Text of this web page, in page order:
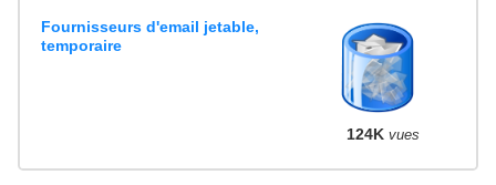
Fournisseurs d'email jetable,
temporaire
124K vues